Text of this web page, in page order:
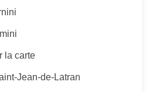
la carte
Jean-de-Latran